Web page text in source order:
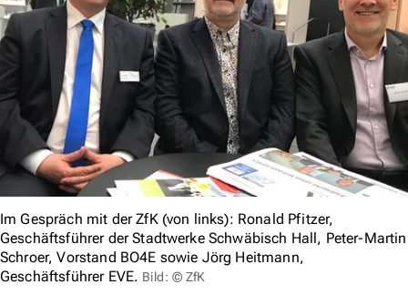
Im Gespräch mit der ZfK (von links): Ronald Pfitzer,
Geschäftsführer der Stadtwerke Schwäbisch Hall, Peter-Martin
Schroer, Vorstand BO4E sowie Jörg Heitmann,
Geschäftsführer EVE. Bild: © ZfK